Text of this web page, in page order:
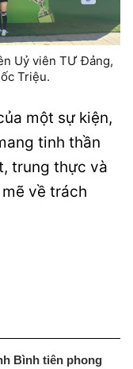
Uỷ viên TƯ Đảng,
Triệu.
một sự kiện,
tinh thần
trung thực và
về trách
Bình tiên phong